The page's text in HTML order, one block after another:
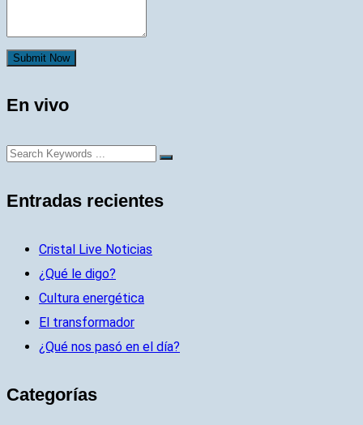
Submit Now
En vivo
Entradas recientes
Cristal Live Noticias
¿Qué le digo?
Cultura energética
El transformador
¿Qué nos pasó en el día?
Categorías